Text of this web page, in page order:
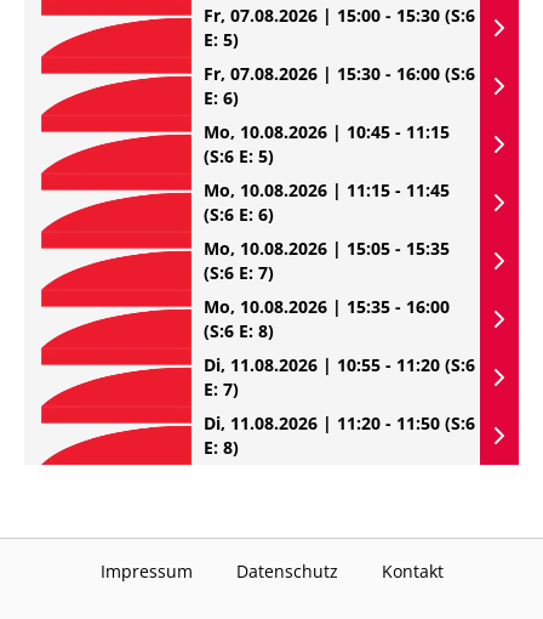
Fr, 07.08.2026 | 15:00 - 15:30 (S:6
E: 5)
Fr, 07.08.2026 | 15:30 - 16:00 (S:6
E: 6)
Mo, 10.08.2026 | 10:45 - 11:15
(S:6 E: 5)
Mo, 10.08.2026 | 11:15 - 11:45
(S:6 E: 6)
Mo, 10.08.2026 | 15:05 - 15:35
(S:6 E: 7)
Mo, 10.08.2026 | 15:35 - 16:00
(S:6 E: 8)
Di, 11.08.2026 | 10:55 - 11:20 (S:6
E: 7)
Di, 11.08.2026 | 11:20 - 11:50 (S:6
E: 8)
Impressum Datenschutz Kontakt